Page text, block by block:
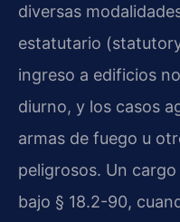
diversas
estatutario
ingreso a edificios
diurno, y los casos
armas de fuego u
peligrosos. Un
bajo § 18.2-90,